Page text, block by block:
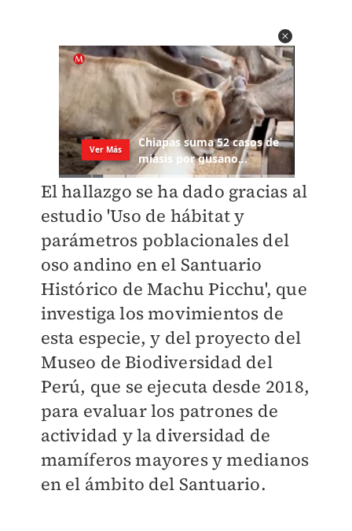
El hallazgo se ha dado gracias al
estudio 'Uso de hábitat y
parámetros poblacionales del
oso andino en el Santuario
Histórico de Machu Picchu', que
investiga los movimientos de
esta especie, y del proyecto del
Museo de Biodiversidad del
Perú, que se ejecuta desde 2018,
para evaluar los patrones de
actividad y la diversidad de
mamíferos mayores y medianos
en el ámbito del Santuario.